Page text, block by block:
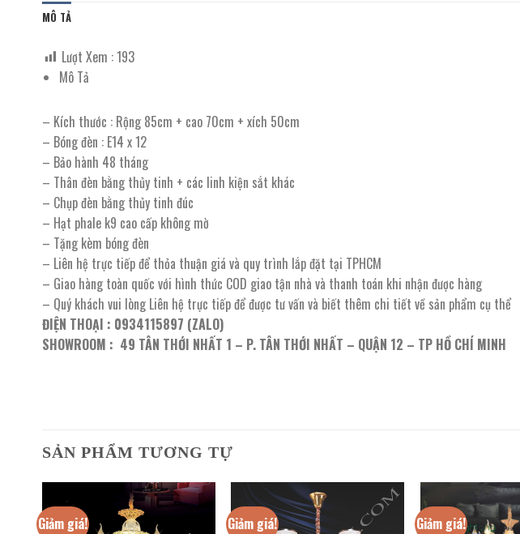
MÔ TẢ
Lượt Xem :193
Mô Tả
– Kích thước : Rộng 85cm + cao 70cm + xích 50cm
– Bóng đèn : E14 x 12
– Bảo hành 48 tháng
– Thân đèn bằng thủy tinh + các linh kiện sắt khác
– Chụp đèn bằng thủy tinh đúc
– Hạt phale k9 cao cấp không mờ
– Tặng kèm bóng đèn
– Liên hệ trực tiếp để thỏa thuận giá và quy trình lắp đặt tại TPHCM
– Giao hàng toàn quốc với hình thức COD giao tận nhà và thanh toán khi nhận được hàng
– Quý khách vui lòng Liên hệ trực tiếp để được tư vấn và biết thêm chi tiết về sản phẩm cụ thể
ĐIỆN THOẠI : 0934115897 (ZALO)
SHOWROOM : 49 TÂN THỚI NHẤT 1 – P. TÂN THỚI NHẤT – QUẬN 12 – TP HỒ CHÍ MINH
SẢN PHẨM TƯƠNG TỰ
Giảm giá! Giảm giá! Giảm giá!